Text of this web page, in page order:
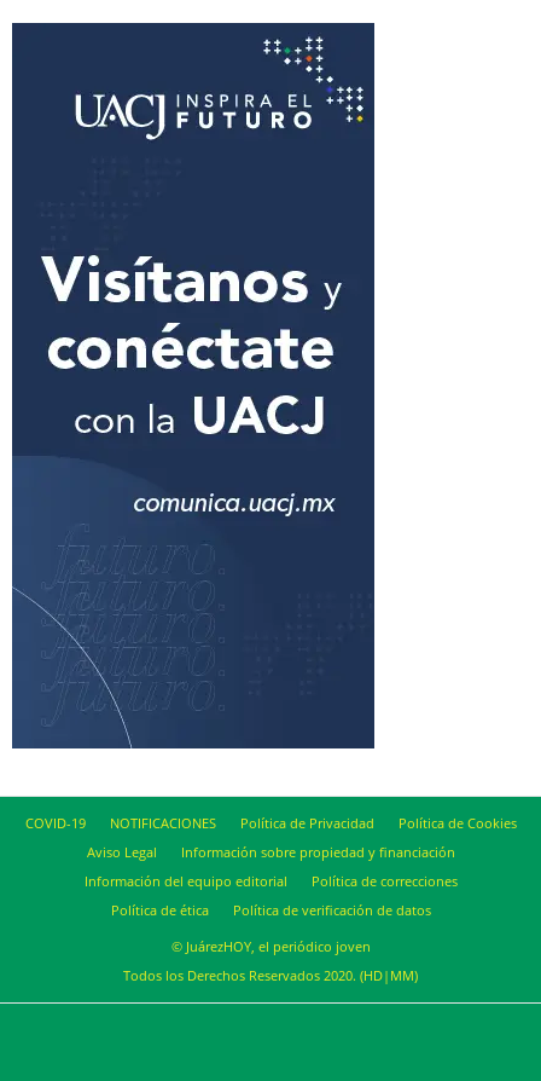
COVID-19 NOTIFICACIONES Política de Privacidad
Política de Cookies
Aviso Legal
Información sobre propiedad y financiación
Información del equipo editorial
Política de correcciones
Política de ética
Política de verificación de datos
© JuárezHOY, el periódico joven
Todos los Derechos Reservados 2020. (HD|MM)